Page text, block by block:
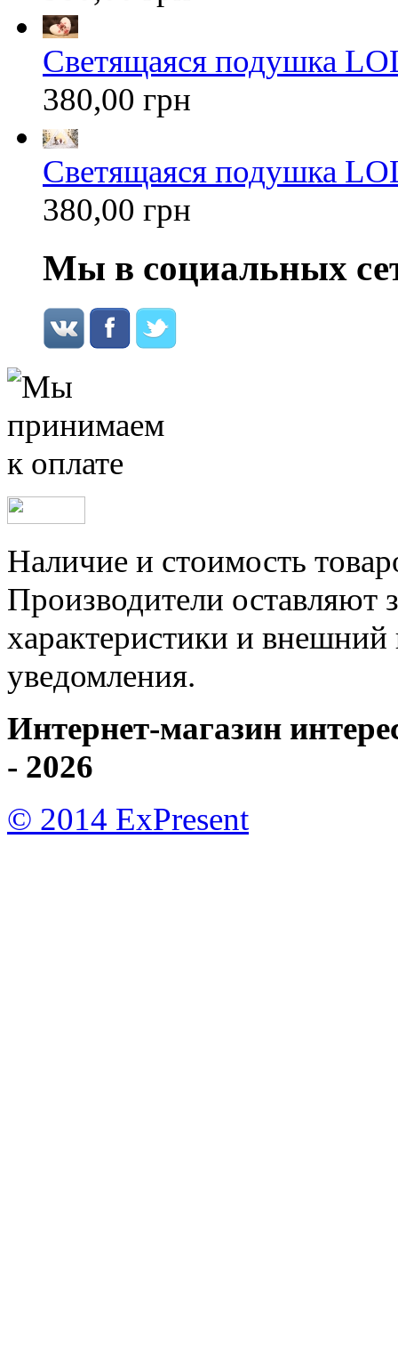
Светящаяся подушка
380,00 грн
Светящаяся подушка
380,00 грн
Мы в социальных
Наличие и стоимость
Производители оставляют
характеристики и внешний
уведомления.
Интернет-магазин
- 2026
© 2014 ExPresent